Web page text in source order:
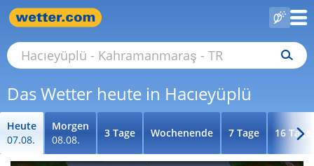
Das Wetter heute in Hacıeyüplü
Heute
07.08.
Morgen
08.08.
3 Tage Wochenende 7 Tage 16 Tage